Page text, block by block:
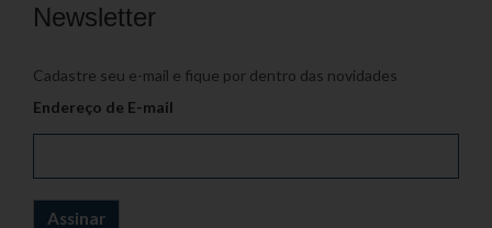
Newsletter
Cadastre seu e-mail e fique por dentro das novidades
Endereço de E-mail